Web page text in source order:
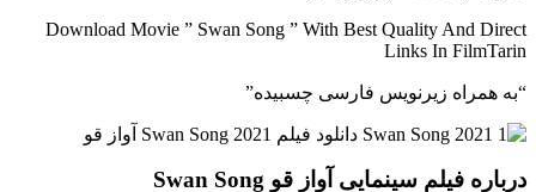
Download Movie ” Swan Song ” With Best Quality And Direct
Links In FilmTarin
“به همراه زیرنویس فارسی چسبیده”
درباره فیلم سینمایی آواز قو Swan Song